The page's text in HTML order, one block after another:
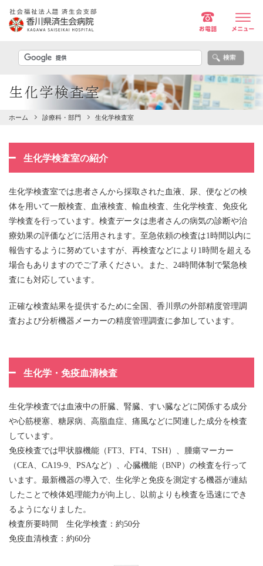
生化学検査室
ホーム 診療科・部門 生化学検査室
生化学検査室の紹介
生化学検査室では患者さんから採取された血液、尿、便などの検
体を用いて一般検査、血液検査、輸血検査、生化学検査、免疫化
学検査を行っています。検査データは患者さんの病気の診断や治
療効果の評価などに活用されます。至急依頼の検査は1時間以内に
報告するように努めていますが、再検査などにより1時間を超える
場合もありますのでご了承ください。また、24時間体制で緊急検
査にも対応しています。
正確な検査結果を提供するために全国、香川県の外部精度管理調
査および分析機器メーカーの精度管理調査に参加しています。
生化学・免疫血清検査
生化学検査では血液中の肝臓、腎臓、すい臓などに関係する成分
や心筋梗塞、糖尿病、高脂血症、痛風などに関連した成分を検査
しています。
免疫検査では甲状腺機能（FT3、FT4、TSH）、腫瘍マーカー
（CEA、CA19-9、PSAなど）、心臓機能（BNP）の検査を行って
います。最新機器の導入で、生化学と免疫を測定する機器が連結
したことで検体処理能力が向上し、以前よりも検査を迅速にでき
るようになりました。
検査所要時間 生化学検査：約50分
免疫血清検査：約60分